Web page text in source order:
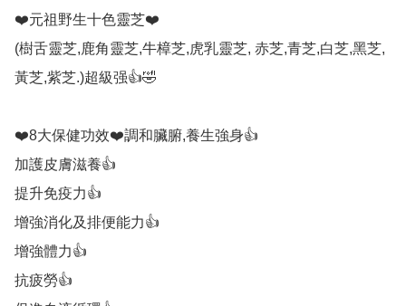
❤️元祖野生十色靈芝❤️
(樹舌靈芝,鹿角靈芝,牛樟芝,虎乳靈芝, 赤芝,青芝,白芝,黑芝,
黃芝,紫芝.)超級强👍🤣
❤️8大保健功效❤️調和臟腑,養生強身👍
加護皮膚滋養👍
提升免疫力👍
增強消化及排便能力👍
增強體力👍
抗疲勞👍